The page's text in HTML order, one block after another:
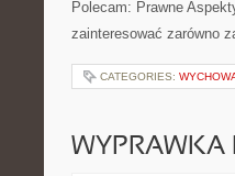
Polecam: Prawne
zainteresować zarówno
CATEGORIES: